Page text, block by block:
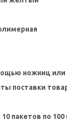
ножниц или
поставки
10 пакетов по